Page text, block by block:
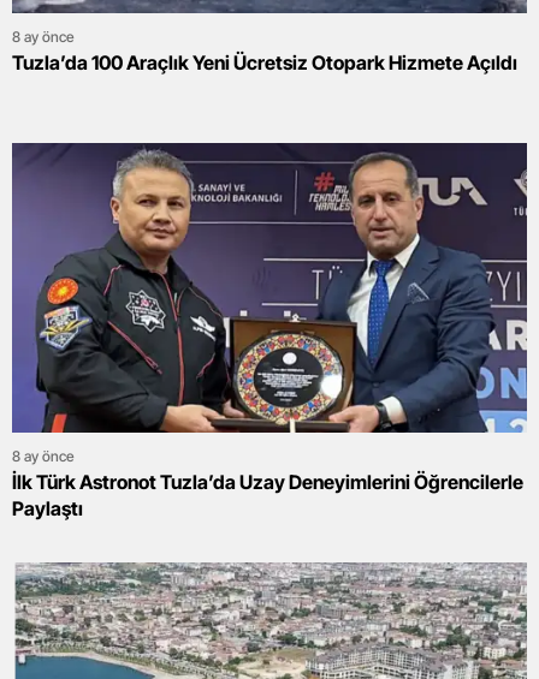
8 ay önce
Tuzla’da 100 Araçlık Yeni Ücretsiz Otopark Hizmete Açıldı
8 ay önce
İlk Türk Astronot Tuzla’da Uzay Deneyimlerini Öğrencilerle
Paylaştı